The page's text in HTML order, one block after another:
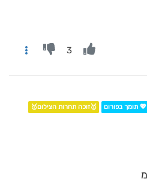
3
💖 תומך בפורום 🥇זוכה תחרות הצילום🥇